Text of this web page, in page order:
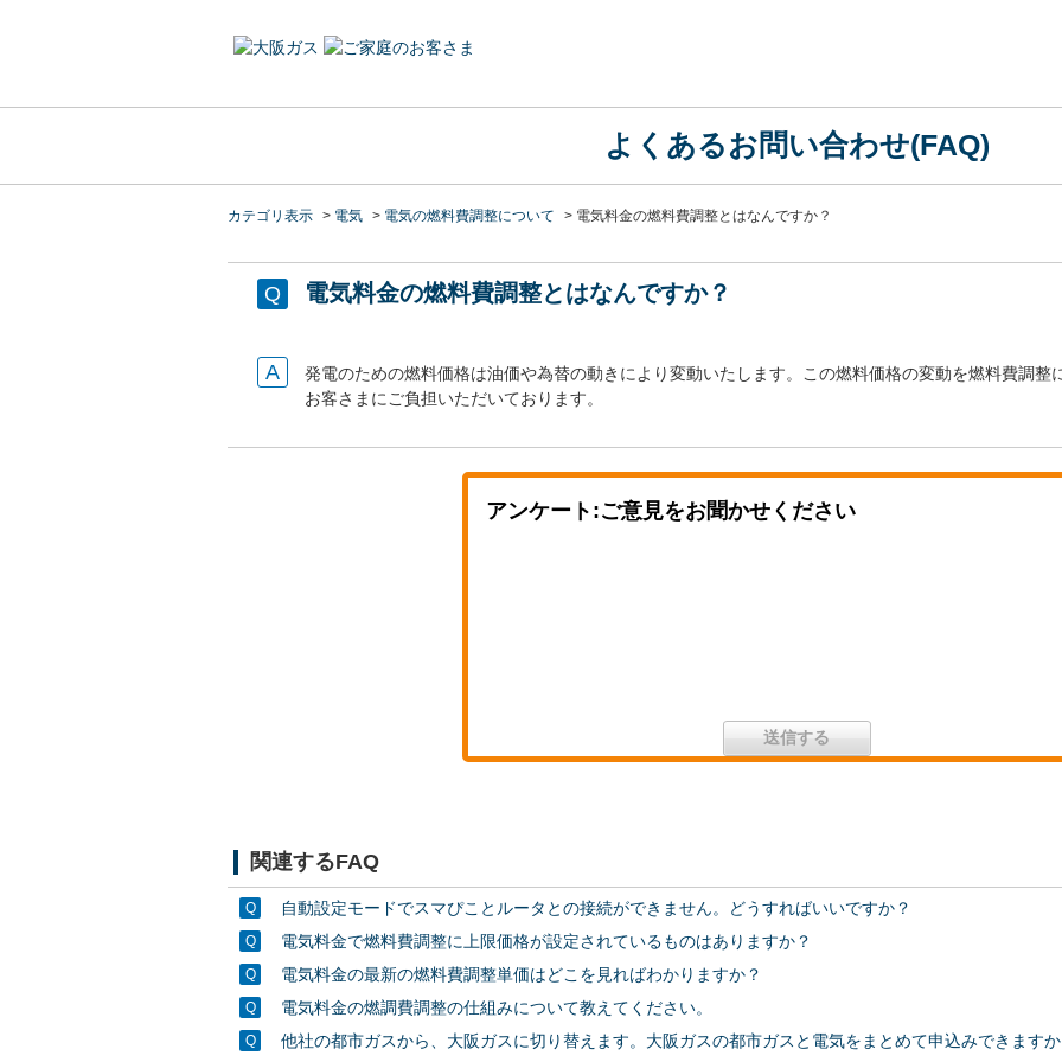
よくあるお問い合わせ(FAQ)
カテゴリ表示 > 電気 > 電気の燃料費調整について > 電気料金の燃料費調整とはなんですか？
電気料金の燃料費調整とはなんですか？
発電のための燃料価格は油価や為替の動きにより変動いたします。この燃料価格の変動を燃料費調整
お客さまにご負担いただいております。
アンケート:ご意見をお聞かせください
関連するFAQ
自動設定モードでスマぴことルータとの接続ができません。どうすればいいですか？
電気料金で燃料費調整に上限価格が設定されているものはありますか？
電気料金の最新の燃料費調整単価はどこを見ればわかりますか？
電気料金の燃調費調整の仕組みについて教えてください。
他社の都市ガスから、大阪ガスに切り替えます。大阪ガスの都市ガスと電気をまとめて申込みできます